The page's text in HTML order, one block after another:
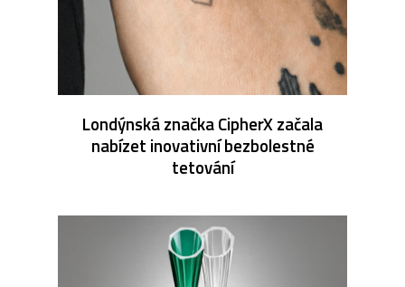
Londýnská značka CipherX začala
nabízet inovativní bezbolestné
tetování